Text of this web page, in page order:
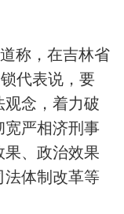
称，在吉林省
代表说，要
念，着力破
宽严相济刑事
、政治效果
法体制改革等